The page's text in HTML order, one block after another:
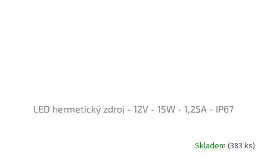
LED hermetický zdroj - 12V - 15W - 1,25A - IP67
Skladem(383 ks)